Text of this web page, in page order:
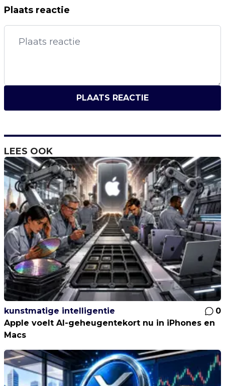
Plaats reactie
PLAATS REACTIE
LEES OOK
kunstmatige intelligentie
0
Apple voelt AI-geheugentekort nu in iPhones en
Macs